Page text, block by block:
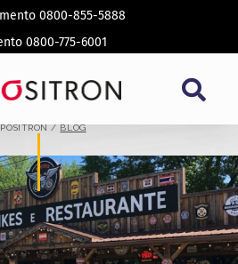
0800-855-5888
0800-775-6001
BLOG
/BLOG